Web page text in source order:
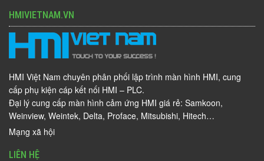
HMIVIETNAM.VN
HMI Việt Nam chuyên phân phối lập trình màn hình HMI, cung
cấp phụ kiện cáp kết nối HMI – PLC.
Đại lý cung cấp màn hình cảm ứng HMI giá rẻ: Samkoon,
Weinview, Weintek, Delta, Proface, Mitsubishi, Hitech…
Mạng xã hội
LIÊN HỆ